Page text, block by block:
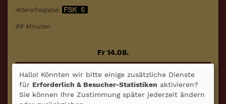
Altersfreigabe:
99 Minuten
Fr 14.08.
20:00
Hallo! Könnten wir bitte einige zusätzliche Dienste
für Erforderlich & Besucher-Statistiken aktivieren?
Sie können Ihre Zustimmung später jederzeit ändern